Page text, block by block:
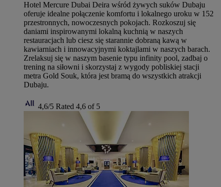
Hotel Mercure Dubai Deira wśród żywych suków Dubaju
oferuje idealne połączenie komfortu i lokalnego uroku w 152
przestronnych, nowoczesnych pokojach. Rozkoszuj się
daniami inspirowanymi lokalną kuchnią w naszych
restauracjach lub ciesz się starannie dobraną kawą w
kawiarniach i innowacyjnymi koktajlami w naszych barach.
Zrelaksuj się w naszym basenie typu infinity pool, zadbaj o
trening na siłowni i skorzystaj z wygody pobliskiej stacji
metra Gold Souk, która jest bramą do wszystkich atrakcji
Dubaju.
4,6/5 Rated 4,6 of 5